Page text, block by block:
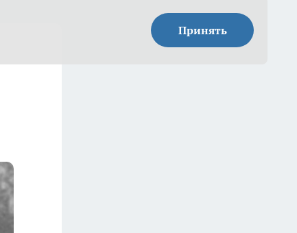
Принять